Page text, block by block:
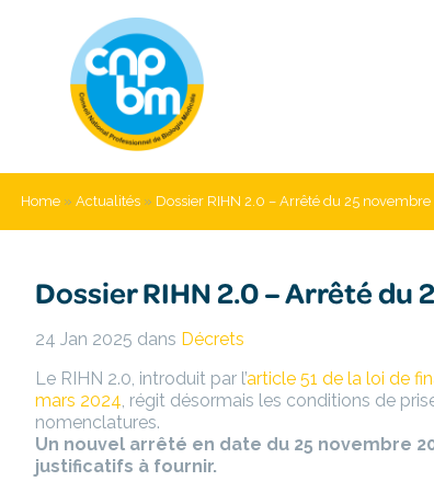
Home »Actualités » Dossier RIHN 2.0 – Arrêté du 25
Dossier RIHN 2.0 – Arrêté du
24 Jan 2025 dans Décrets
Le RIHN 2.0, introduit par l’article 51 de la loi de
mars 2024, régit désormais les conditions de
nomenclatures.
Un nouvel arrêté en date du 25 novembre
justificatifs à fournir.